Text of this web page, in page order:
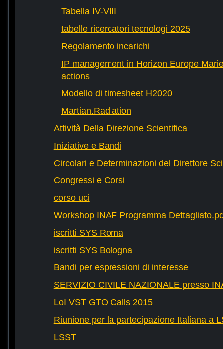
Tabella IV-VIII
tabelle ricercatori tecnologi 2025
Regolamento incarichi
IP management in Horizon Europe
actions
Modello di timesheet H2020
Martian.Radiation
Attività Della Direzione Scientifica
Iniziative e Bandi
Circolari e Determinazioni del Direttore
Congressi e Corsi
corso uci
Workshop INAF Programma
iscritti SYS Roma
iscritti SYS Bologna
Bandi per espressioni di interesse
SERVIZIO CIVILE NAZIONALE presso
LoI VST GTO Calls 2015
Riunione per la partecipazione Italiana a
LSST